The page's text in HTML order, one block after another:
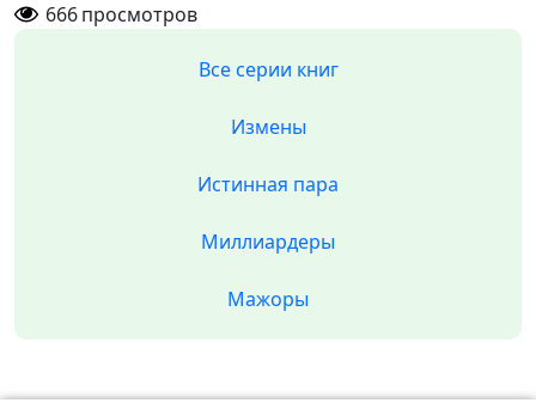
666просмотров
Все серии книг
Измены
Истинная пара
Миллиардеры
Мажоры